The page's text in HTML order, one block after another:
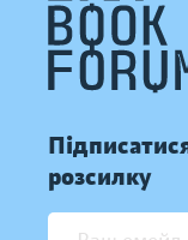
розсилку